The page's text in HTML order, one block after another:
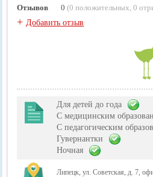
Отзывов
0 (0 положительных,0
+Добавить отзыв
Для детей до года
С медицинским
С педагогическим
Гувернантки
Ночная
Липецк, ул. Советская, д. 7,